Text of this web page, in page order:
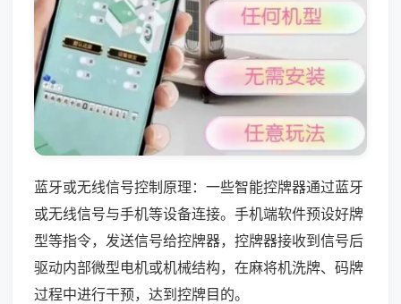
蓝牙或无线信号控制原理：一些智能控牌器通过蓝牙
或无线信号与手机等设备连接。手机端软件预设好牌
型等指令，发送信号给控牌器，控牌器接收到信号后
驱动内部微型电机或机械结构，在麻将机洗牌、码牌
过程中进行干预，达到控牌目的。